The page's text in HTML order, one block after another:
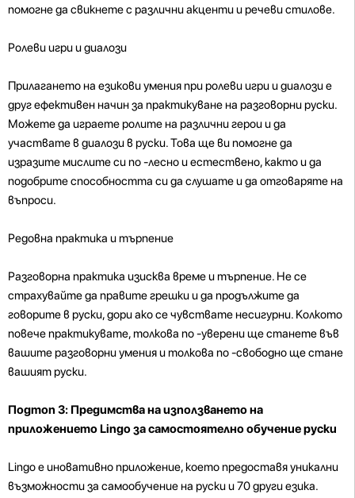
помогне да свикнете с различни акценти и речеви стилове.
Ролеви игри и диалози
Прилагането на езикови умения при ролеви игри и диалози е
друг ефективен начин за практикуване на разговорни руски.
Можете да играете ролите на различни герои и да
участвате в диалози в руски. Това ще ви помогне да
изразите мислите си по -лесно и естествено, както и да
подобрите способността си да слушате и да отговаряте на
въпроси.
Редовна практика и търпение
Разговорна практика изисква време и търпение. Не се
страхувайте да правите грешки и да продължите да
говорите в руски, дори ако се чувствате несигурни. Колкото
повече практикувате, толкова по -уверени ще станете във
вашите разговорни умения и толкова по -свободно ще стане
вашият руски.
Подтоп 3: Предимства на използването на
приложението Lingo за самостоятелно обучение руски
Lingo е иновативно приложение, което предоставя уникални
възможности за самообучение на руски и 70 други езика.